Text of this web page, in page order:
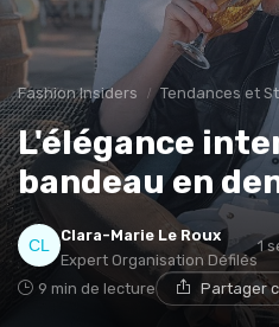
Fashion Insiders Tendances et
L'élégance
bandeau en
Clara-Marie Le Roux
Expert Organisation Défilés
1
9 min de lecture Partager